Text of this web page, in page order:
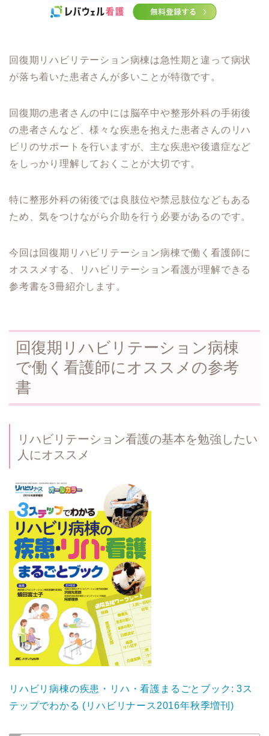
回復期リハビリテーション病棟は急性期と違って病状
が落ち着いた患者さんが多いことが特徴です。
回復期の患者さんの中には脳卒中や整形外科の手術後
の患者さんなど、様々な疾患を抱えた患者さんのリハ
ビリのサポートを行いますが、主な疾患や後遺症など
をしっかり理解しておくことが大切です。
特に整形外科の術後では良肢位や禁忌肢位などもある
ため、気をつけながら介助を行う必要があるのです。
今回は回復期リハビリテーション病棟で働く看護師に
オススメする、リハビリテーション看護が理解できる
参考書を3冊紹介します。
回復期リハビリテーション病棟
で働く看護師にオススメの参考
書
リハビリテーション看護の基本を勉強したい
人にオススメ
リハビリ病棟の疾患・リハ・看護まるごとブック: 3ス
テップでわかる (リハビリナース2016年秋季増刊)